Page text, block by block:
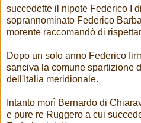
succedette il nipote Federico I
soprannominato Federico
morente raccomandò di
Dopo un solo anno Federico
sanciva la comune spartizione
dell'Italia meridionale.
Intanto morì Bernardo di
e pure re Ruggero a cui